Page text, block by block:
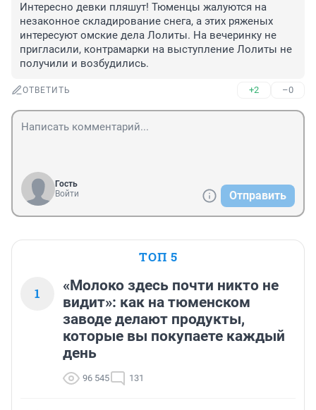
Интересно девки пляшут! Тюменцы жалуются на
незаконное складирование снега, а этих ряженых
интересуют омские дела Лолиты. На вечеринку не
пригласили, контрамарки на выступление Лолиты не
получили и возбудились.
ОТВЕТИТЬ +2 –0
Гость
Войти
Отправить
ТОП 5
1
«Молоко здесь почти никто не
видит»: как на тюменском
заводе делают продукты,
которые вы покупаете каждый
день
96 545 131